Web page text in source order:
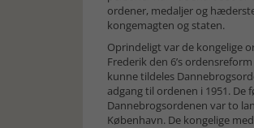
ordener, medaljer og
kongemagten og staten.
Oprindeligt var de kongelige
Frederik den 6’s
kunne tildeles
adgang til ordenen i 1951.
Dannebrogsordenen var to
København. De kongelige